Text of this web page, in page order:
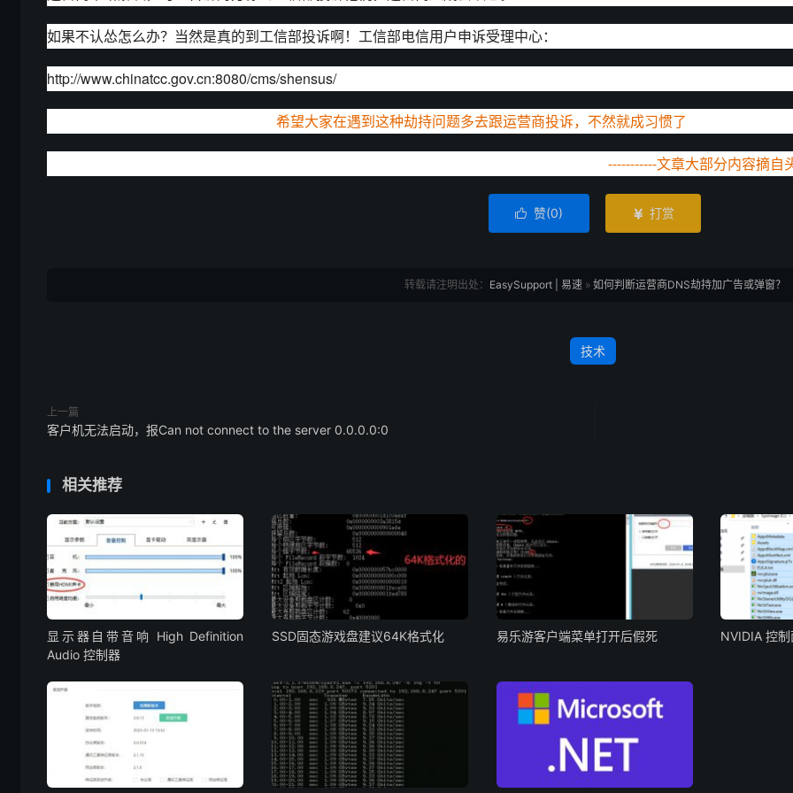
如果不认怂怎么办？当然是真的到工信部投诉啊！工信部电信用户申诉受理中心：
http://www.chinatcc.gov.cn:8080/cms/shensus/
希望大家在遇到这种劫持问题多去跟运营商投诉，不
-----------文章大部分内容摘自头条
 赞(0)  打赏
转载请注明出处： EasySupport | 易速» 如何判断运营商DNS劫持加广告或弹窗？
技术
上一篇
客户机无法启动，报Can not connect to the server 0.0.0.0:0
相关推荐
显示器自带音响 High Definition
Audio 控制器
SSD固态游戏盘建议64K格式化 易乐游客户端菜单打开后假死 NVIDIA 控